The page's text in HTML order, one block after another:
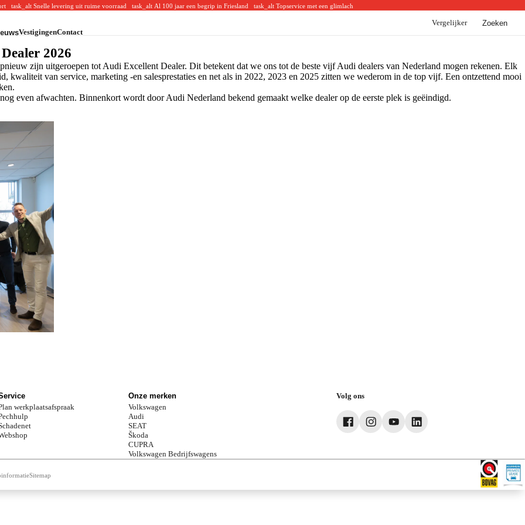
task_altSnelle levering uit ruime voorraad task_altAl 100 jaar een begrip in Friesland task_altTopservice met een glimlach
CUPRA modellen
Volkswagen Bedrijfswagens
VW Bedrijfswagens acties
BYD modellen
VestigingenContact
Vergelijker
Zoeken
2026
zijn uitgeroepen tot Audi Excellent Dealer. Dit betekent dat we ons tot de beste vijf Audi dealers van Nederland mogen rekenen. Elk
kwaliteit van service, marketing -en salesprestaties en net als in 2022, 2023 en 2025 zitten we wederom in de top vijf. Een ontzettend mooi
even afwachten. Binnenkort wordt door Audi Nederland bekend gemaakt welke dealer op de eerste plek is geëindigd.
werkplaatsafspraak
Onze merken
Volkswagen
Audi
SEAT
Škoda
CUPRA
Volkswagen Bedrijfswagens
Volg ons
Sitemap